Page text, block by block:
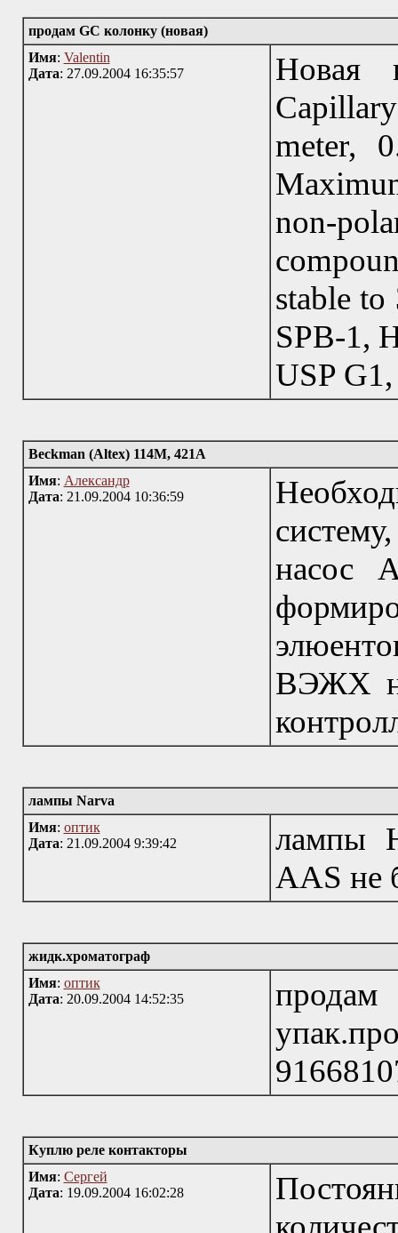
продам GC колонку (новая)
Имя: Valentin
Дата: 27.09.2004 16:35:57
Новая
meter,
non-
stable
SPB-1,
USP G1,
Beckman (Altex) 114M, 421A
Имя: Александр
Дата: 21.09.2004 10:36:59
насос
ВЭЖХ
лампы Narva
Имя: оптик
Дата: 21.09.2004 9:39:42
лампы
AAS не
жидк.хроматограф
Имя: оптик
Дата: 20.09.2004 14:52:35
продам
Куплю реле контакторы
Имя: Сергей
Дата: 19.09.2004 16:02:28